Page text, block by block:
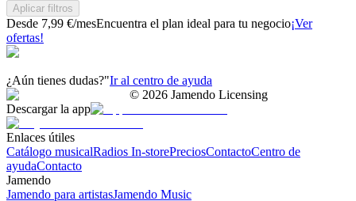
Aplicar filtros
Desde 7,99 €/mesEncuentra el plan ideal para tu negocio¡Ver
ofertas!
¿Aún tienes dudas?"Ir al centro de ayuda
© 2026 Jamendo Licensing
Descargar la app
Enlaces útiles
Catálogo musicalRadios In-storePreciosContactoCentro de
ayudaContacto
Jamendo
Jamendo para artistasJamendo Music